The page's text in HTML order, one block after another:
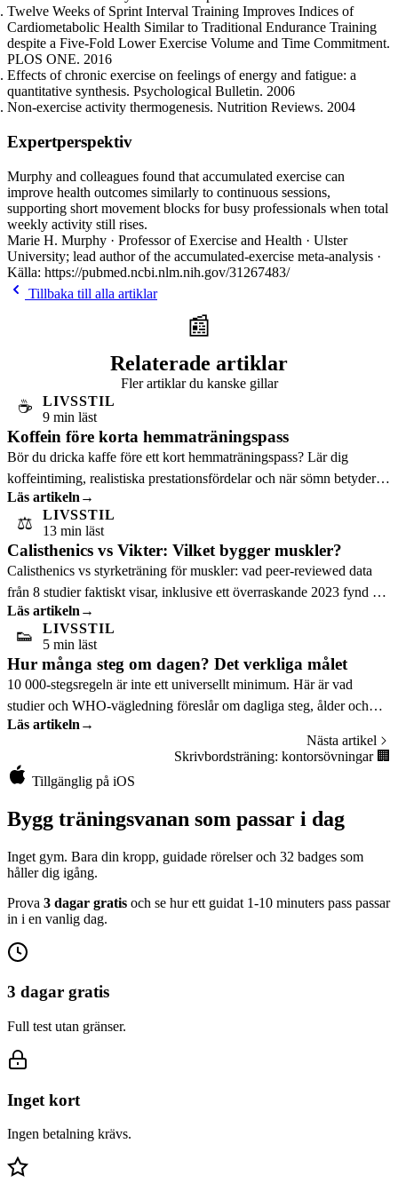
Twelve Weeks of Sprint Interval Training Improves Indices of
Cardiometabolic Health Similar to Traditional Endurance Training
despite a Five-Fold Lower Exercise Volume and Time Commitment.
PLOS ONE. 2016
Effects of chronic exercise on feelings of energy and fatigue: a
quantitative synthesis. Psychological Bulletin. 2006
Non-exercise activity thermogenesis. Nutrition Reviews. 2004
Expertperspektiv
Murphy and colleagues found that accumulated exercise can
improve health outcomes similarly to continuous sessions,
supporting short movement blocks for busy professionals when total
weekly activity still rises.
Marie H. Murphy · Professor of Exercise and Health · Ulster
University; lead author of the accumulated-exercise meta-analysis ·
Källa: https://pubmed.ncbi.nlm.nih.gov/31267483/
Tillbaka till alla artiklar
📰
Relaterade artiklar
Fler artiklar du kanske gillar
☕
LIVSSTIL
9 min läst
Koffein före korta hemmaträningspass
Bör du dricka kaffe före ett kort hemmaträningspass? Lär dig
koffeintiming, realistiska prestationsfördelar och när sömn betyder
mer.
Läs artikeln →
⚖️
LIVSSTIL
13 min läst
Calisthenics vs Vikter: Vilket bygger muskler?
Calisthenics vs styrketräning för muskler: vad peer-reviewed data
från 8 studier faktiskt visar, inklusive ett överraskande 2023 fynd om
muskelkvalitet.
Läs artikeln →
👟
LIVSSTIL
5 min läst
Hur många steg om dagen? Det verkliga målet
10 000-stegsregeln är inte ett universellt minimum. Här är vad
studier och WHO-vägledning föreslår om dagliga steg, ålder och
realistiska hälsovinster.
Läs artikeln →
Nästa artikel
Skrivbordsträning: kontorsövningar 🏢
Tillgänglig på iOS
Bygg träningsvanan som passar i dag
Inget gym. Bara din kropp, guidade rörelser och 32 badges som
håller dig igång.
Prova 3 dagar gratis och se hur ett guidat 1-10 minuters pass passar
in i en vanlig dag.
3 dagar gratis
Full test utan gränser.
Inget kort
Ingen betalning krävs.